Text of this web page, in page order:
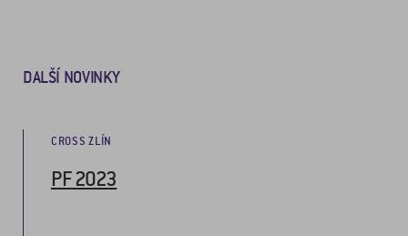
DALŠÍ NOVINKY
CROSS ZLÍN
PF 2023